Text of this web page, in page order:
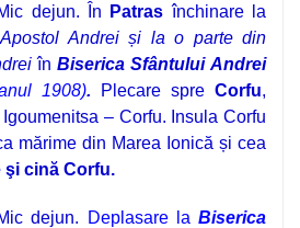
dejun. În Patras închinare la
Andrei și la o parte din
în Biserica Sfântului Andrei
1908). Plecare spre Corfu,
– Corfu. Insula Corfu
mărime din Marea Ionică și cea
şi cină Corfu.
dejun. Deplasare la Biserica